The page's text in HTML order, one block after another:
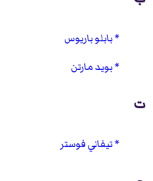
بابلو باريوس
بويد مارتن
ت
تيفاني فوستر